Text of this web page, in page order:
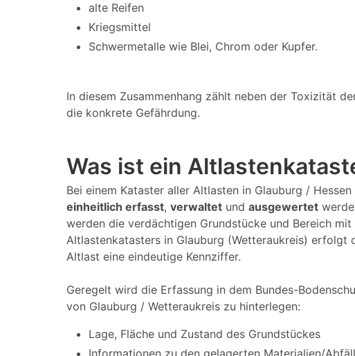
alte Reifen
Kriegsmittel
Schwermetalle wie Blei, Chrom oder Kupfer.
In diesem Zusammenhang zählt neben der Toxizität
die konkrete Gefährdung.
Was ist ein
Bei einem Kataster aller Altlasten in Glauburg /
einheitlich erfasst, verwaltet und ausgewertet
werden die verdächtigen Grundstücke und Bereich
Altlastenkatasters in Glauburg (Wetteraukreis) erfolgt
Altlast eine eindeutige Kennziffer.
Geregelt wird die Erfassung in dem Bundes-
von Glauburg / Wetteraukreis zu hinterlegen:
Lage, Fläche und Zustand des Grundstückes
Informationen zu den gelagerten Materialien/